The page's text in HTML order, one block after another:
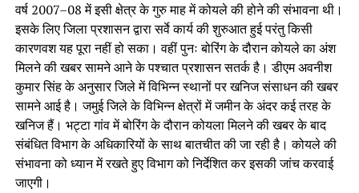
वर्ष 2007–08 में इसी क्षेत्र के गुरु माह में कोयले की होने की संभावना थी।
इसके लिए जिला प्रशासन द्वारा सर्वे कार्य की शुरुआत हुई परंतु किसी
कारणवश यह पूरा नहीं हो सका। वहीं पुनः बोरिंग के दौरान कोयले का अंश
मिलने की खबर सामने आने के पश्चात प्रशासन सतर्क है। डीएम अवनीश
कुमार सिंह के अनुसार जिले में विभिन्न स्थानों पर खनिज संसाधन की खबर
सामने आई है। जमुई जिले के विभिन्न क्षेत्रों में जमीन के अंदर कई तरह के
खनिज हैं। भट्टा गांव में बोरिंग के दौरान कोयला मिलने की खबर के बाद
संबंधित विभाग के अधिकारियों के साथ बातचीत की जा रही है। कोयले की
संभावना को ध्यान में रखते हुए विभाग को निर्देशित कर इसकी जांच करवाई
जाएगी।